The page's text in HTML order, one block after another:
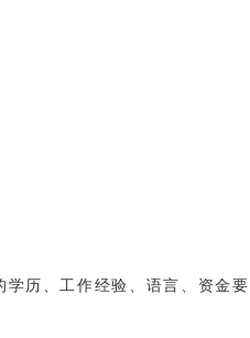
学历、工作经验、语言、资金